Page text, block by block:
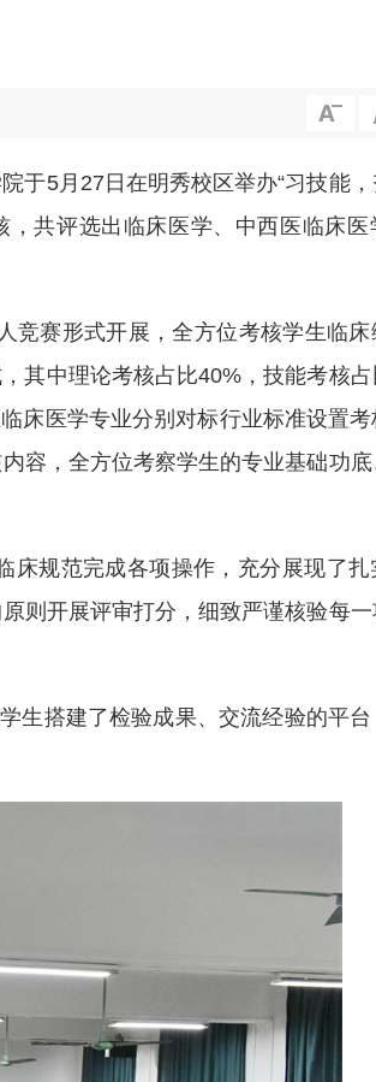
于5月27日在明秀校区举办“习技能
，共评选出临床医学、中西医临床医
竞赛形式开展，全方位考核学生临
其中理论考核占比40%，技能考核
床医学专业分别对标行业标准设置
容，全方位考察学生的专业基础功
床规范完成各项操作，充分展现了扎
则开展评审打分，细致严谨核验每
生搭建了检验成果、交流经验的平